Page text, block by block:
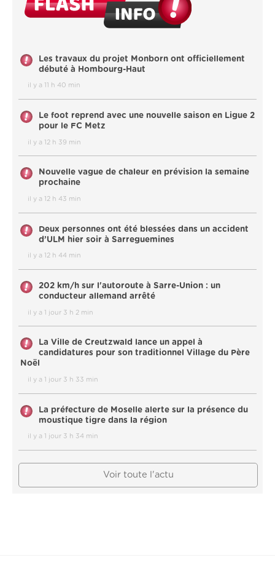
Les travaux du projet Monborn ont officiellement
débuté à Hombourg-Haut
il y a 11 h 40 min
Le foot reprend avec une nouvelle saison en Ligue 2
pour le FC Metz
il y a 12 h 39 min
Nouvelle vague de chaleur en prévision la semaine
prochaine
il y a 12 h 43 min
Deux personnes ont été blessées dans un accident
d’ULM hier soir à Sarreguemines
il y a 12 h 44 min
202 km/h sur l'autoroute à Sarre-Union : un
conducteur allemand arrêté
il y a 1 jour 3 h 2 min
La Ville de Creutzwald lance un appel à
candidatures pour son traditionnel Village du Père
Noël
il y a 1 jour 3 h 33 min
La préfecture de Moselle alerte sur la présence du
moustique tigre dans la région
il y a 1 jour 3 h 34 min
Voir toute l'actu